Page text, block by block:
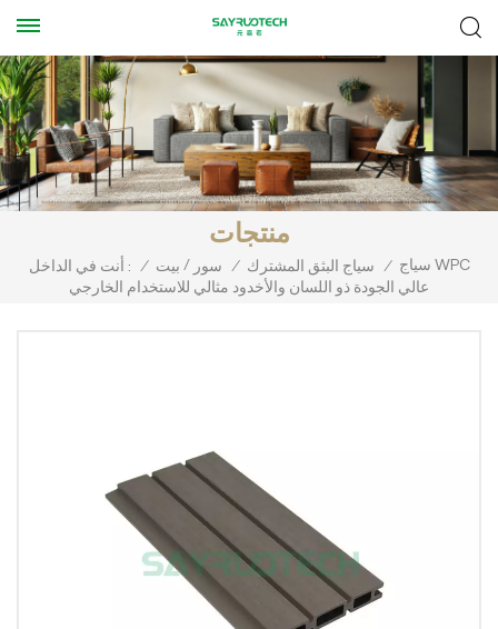
منتجات
أنت في الداخل : / بيت / سور / سياج البثق المشترك / سياج WPC
عالي الجودة ذو اللسان والأخدود مثالي للاستخدام الخارجي